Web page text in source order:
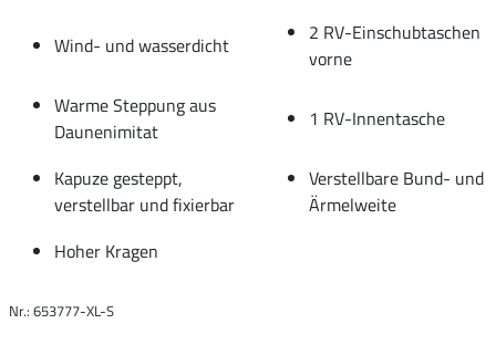
Wind- und wasserdicht
2 RV-Einschubtaschen
vorne
Warme Steppung aus
Daunenimitat
1 RV-Innentasche
Kapuze gesteppt,
verstellbar und fixierbar
Verstellbare Bund- und
Ärmelweite
Hoher Kragen
Nr.: 653777-XL-S